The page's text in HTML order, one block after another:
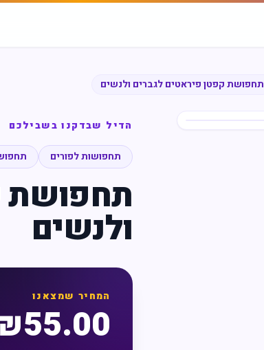
תחפושת קפטן פיראטים לגברים ולנשים
הדיל שבדקנו בשבילכם
תחפושות לפורים
תחפושת
ולנשים
המחיר שמצאנו
55.00